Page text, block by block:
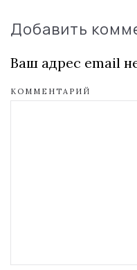
Добавить
Ваш адрес email
КОММЕНТАРИЙ